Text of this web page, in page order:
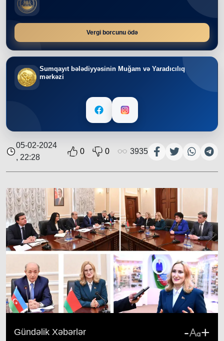
Vergi borcunu ödə
Sumqayıt bələdiyyəsinin Muğam və Yaradıcılıq
mərkəzi
05-02-2024
, 22:28
0 0 3935
Gündəlik Xəbərlər - +